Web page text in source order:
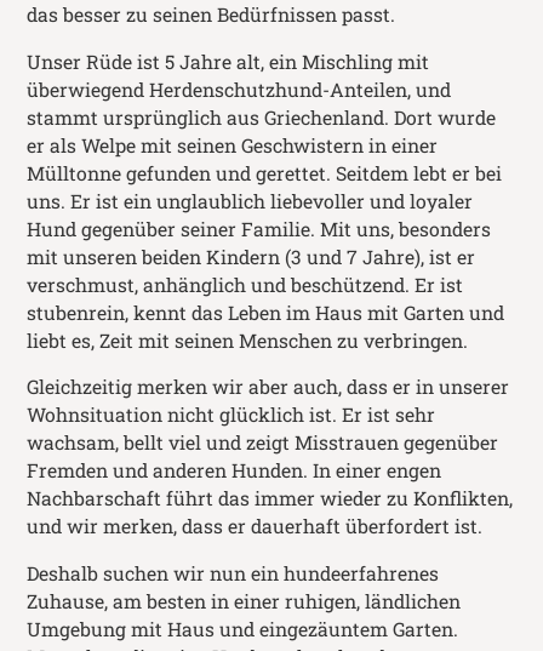
das besser zu seinen Bedürfnissen passt.
Unser Rüde ist 5 Jahre alt, ein Mischling mit
überwiegend Herdenschutzhund-Anteilen, und
stammt ursprünglich aus Griechenland. Dort wurde
er als Welpe mit seinen Geschwistern in einer
Mülltonne gefunden und gerettet. Seitdem lebt er bei
uns. Er ist ein unglaublich liebevoller und loyaler
Hund gegenüber seiner Familie. Mit uns, besonders
mit unseren beiden Kindern (3 und 7 Jahre), ist er
verschmust, anhänglich und beschützend. Er ist
stubenrein, kennt das Leben im Haus mit Garten und
liebt es, Zeit mit seinen Menschen zu verbringen.
Gleichzeitig merken wir aber auch, dass er in unserer
Wohnsituation nicht glücklich ist. Er ist sehr
wachsam, bellt viel und zeigt Misstrauen gegenüber
Fremden und anderen Hunden. In einer engen
Nachbarschaft führt das immer wieder zu Konflikten,
und wir merken, dass er dauerhaft überfordert ist.
Deshalb suchen wir nun ein hundeerfahrenes
Zuhause, am besten in einer ruhigen, ländlichen
Umgebung mit Haus und eingezäuntem Garten.